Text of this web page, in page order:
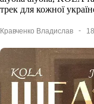
трек для кожної
Кравченко Владислав